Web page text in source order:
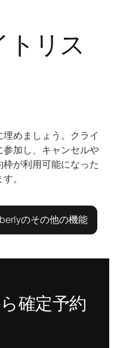
リス
めましょう。クライ
加し、キャンセルや
が利用可能になった
。
のその他の機能
確定予約